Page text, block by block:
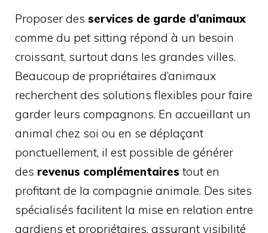
Proposer des services de garde d’animaux
comme du pet sitting répond à un besoin
croissant, surtout dans les grandes villes.
Beaucoup de propriétaires d’animaux
recherchent des solutions flexibles pour faire
garder leurs compagnons. En accueillant un
animal chez soi ou en se déplaçant
ponctuellement, il est possible de générer
des revenus complémentaires tout en
profitant de la compagnie animale. Des sites
spécialisés facilitent la mise en relation entre
gardiens et propriétaires, assurant visibilité